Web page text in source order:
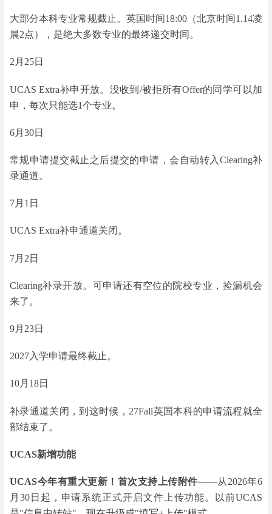
大部分本科专业常规截止。英国时间18:00（北京时间1.14凌
晨2点），是绝大多数专业的最终递交时间。
2月25日
UCAS Extra补申开放。没收到/被拒所有Offer的同学可以加
申，每次只能选1个专业。
6月30日
常规申请提交截止之后提交的申请，会自动转入Clearing补
录通道。
7月1日
UCAS Extra补申通道关闭。
7月2日
Clearing补录开放。可申请还有空位的院校专业，捡漏机会
来了。
9月23日
2027入学申请最终截止。
10月18日
补录通道关闭，到这时候，27Fall英国本科的申请流程就全
部结束了。
UCAS新增功能
UCAS今年有重大更新！首次支持上传附件——从2026年6
月30日起，申请系统正式开启文件上传功能。以前UCAS